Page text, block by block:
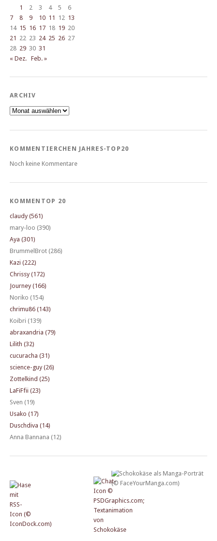
1
2 3 4 5
6
7
8 9 10 11 12 13
14 15 16 17 18 19 20
21 22 23 24 25 26 27
28 29 30 31
« Dez. Feb. »
ARCHIV
Archiv
KOMMENTIERCHEN JAHRES-TOP20
Noch keine Kommentare
KOMMENTOP 20
claudy (561)
mary-loo (390)
Aya (301)
BrummelBrot (286)
Kazi (222)
Chrissy (172)
Journey (166)
Noriko (154)
chrimu86 (143)
Koibri (139)
abraxandria (79)
Lilith (32)
cucuracha (31)
science-guy (26)
Zottelkind (25)
LaFiFfii (23)
Sven (19)
Usako (17)
Duschdiva (14)
Anna Bannana (12)